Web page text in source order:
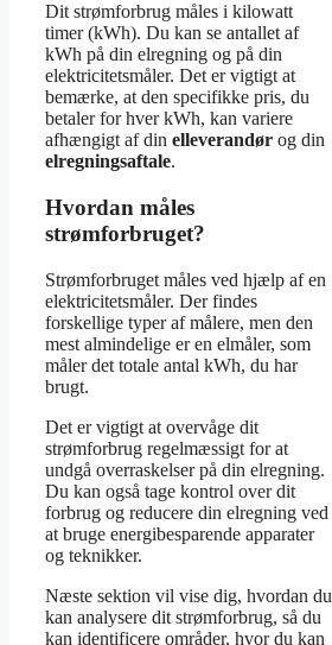
Dit strømforbrug måles i kilowatt
timer (kWh). Du kan se antallet af
kWh på din elregning og på din
elektricitetsmåler. Det er vigtigt at
bemærke, at den specifikke pris, du
betaler for hver kWh, kan variere
afhængigt af din elleverandør og din
elregningsaftale.
Hvordan måles
strømforbruget?
Strømforbruget måles ved hjælp af en
elektricitetsmåler. Der findes
forskellige typer af målere, men den
mest almindelige er en elmåler, som
måler det totale antal kWh, du har
brugt.
Det er vigtigt at overvåge dit
strømforbrug regelmæssigt for at
undgå overraskelser på din elregning.
Du kan også tage kontrol over dit
forbrug og reducere din elregning ved
at bruge energibesparende apparater
og teknikker.
Næste sektion vil vise dig, hvordan du
kan analysere dit strømforbrug, så du
kan identificere områder, hvor du kan